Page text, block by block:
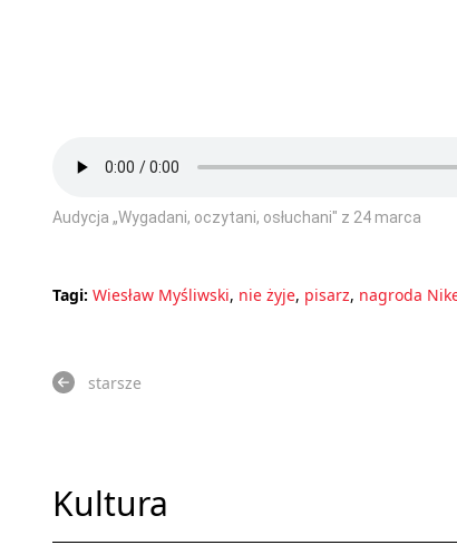
Audycja „Wygadani, oczytani, osłuchani" z 24 marca
Tagi: Wiesław Myśliwski, nie żyje, pisarz, nagroda
starsze
Kultura